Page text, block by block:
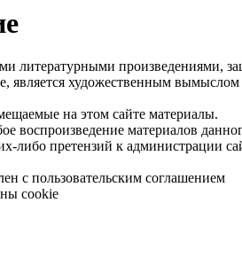
литературными произведениями,
является художественным
на этом сайте материалы.
воспроизведение материалов
либо претензий к администрации
с пользовательским соглашением
cookie